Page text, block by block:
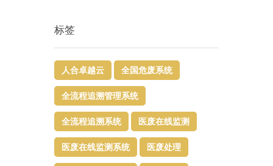
标签
人合卓越云 全国危废系统
全流程追溯管理系统
全流程追溯系统 医废在线监测
医废在线监测系统 医废处理